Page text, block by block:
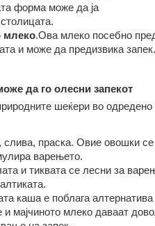
форма може да ја
млеко.Ова млеко посебно
и може да предизвика запек.
да го олесни запекот
шеќери во
праска. Овие овошки се
варењето.
и тиквата се лесни за
каша е поблага
и мајчиното млеко даваат